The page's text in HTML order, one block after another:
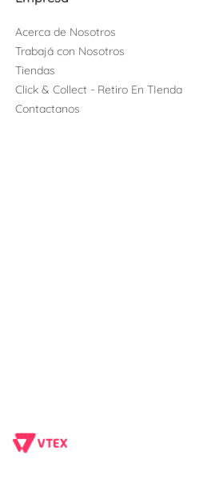
Acerca de Nosotros
Trabajá con Nosotros
Tiendas
Click & Collect - Retiro En TIenda
Contactanos